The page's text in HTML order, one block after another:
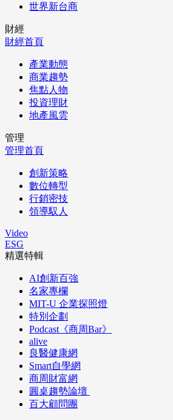
世界新台商
財經
財經首頁
產業動態
商業趨勢
焦點人物
投資理財
地產風雲
管理
管理首頁
創新策略
數位轉型
行銷密技
領導馭人
Video
ESG
精選特輯
AI創新百強
名家專欄
MIT-U 企業探照燈
特別企劃
Podcast《商周Bar》
alive
良醫健康網
Smart自學網
商周財富網
圓桌趨勢論壇
百大顧問團